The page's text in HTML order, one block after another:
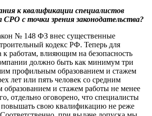
к квалификации специалистов
с точки зрения законодательства?
№ 148 ФЗ внес существенные
кодекс РФ. Теперь для
к работам, влияющим на безопасность
должно быть как минимум три
профильным образованием и стажем
лет или пять человек со средним
и стажем работы не менее
отдельно оговорено, что специалисты
свою квалификацию не реже